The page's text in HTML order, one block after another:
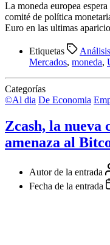
La moneda europea
comité de política
Euro en las ultimas
Etiquetas Análisis
Mercados, moneda,
Categorías
©Al dia De Economia
Zcash, la nueva
amenaza al
Autor de la entrada
Fecha de la entrada